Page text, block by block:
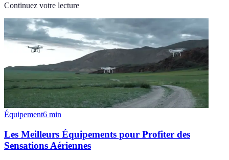
Continuez votre lecture
Équipement6 min
Les Meilleurs Équipements pour Profiter des
Sensations Aériennes